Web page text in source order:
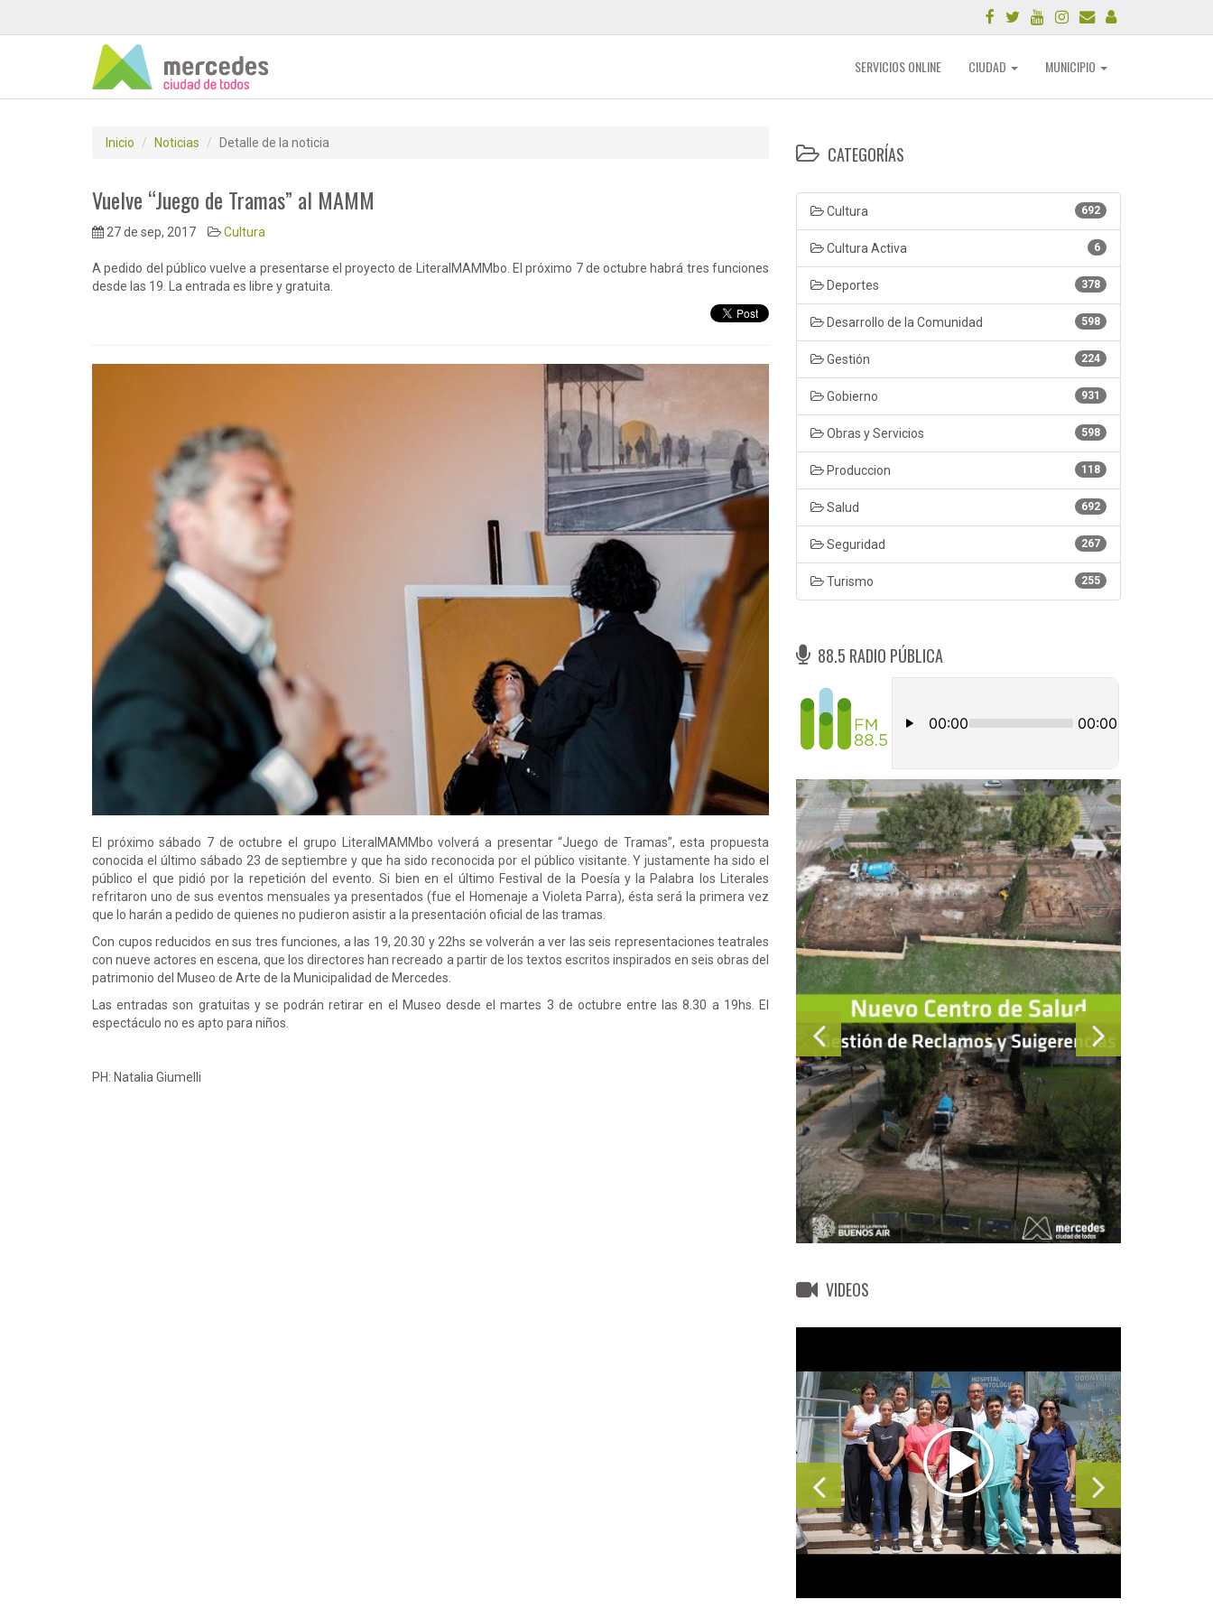
SERVICIOS ONLINE CIUDAD MUNICIPIO
Inicio Noticias Detalle de la noticia
Vuelve “Juego de Tramas” al MAMM
27 de sep, 2017 Cultura
A pedido del público vuelve a presentarse el proyecto de LiteralMAMMbo. El próximo 7 de octubre habrá tres funciones
desde las 19. La entrada es libre y gratuita.
El próximo sábado 7 de octubre el grupo LiteralMAMMbo volverá a presentar “Juego de Tramas”, esta propuesta
conocida el último sábado 23 de septiembre y que ha sido reconocida por el público visitante. Y justamente ha sido el
público el que pidió por la repetición del evento. Si bien en el último Festival de la Poesía y la Palabra los Literales
refritaron uno de sus eventos mensuales ya presentados (fue el Homenaje a Violeta Parra), ésta será la primera vez
que lo harán a pedido de quienes no pudieron asistir a la presentación oficial de las tramas.
Con cupos reducidos en sus tres funciones, a las 19, 20.30 y 22hs se volverán a ver las seis representaciones teatrales
con nueve actores en escena, que los directores han recreado a partir de los textos escritos inspirados en seis obras del
patrimonio del Museo de Arte de la Municipalidad de Mercedes.
Las entradas son gratuitas y se podrán retirar en el Museo desde el martes 3 de octubre entre las 8.30 a 19hs. El
espectáculo no es apto para niños.
PH: Natalia Giumelli
CATEGORÍAS
692
Cultura
6
Cultura Activa
378
Deportes
598
Desarrollo de la Comunidad
224
Gestión
931
Gobierno
598
Obras y Servicios
118
Produccion
692
Salud
267
Seguridad
255
Turismo
88.5 RADIO PÚBLICA
VIDEOS